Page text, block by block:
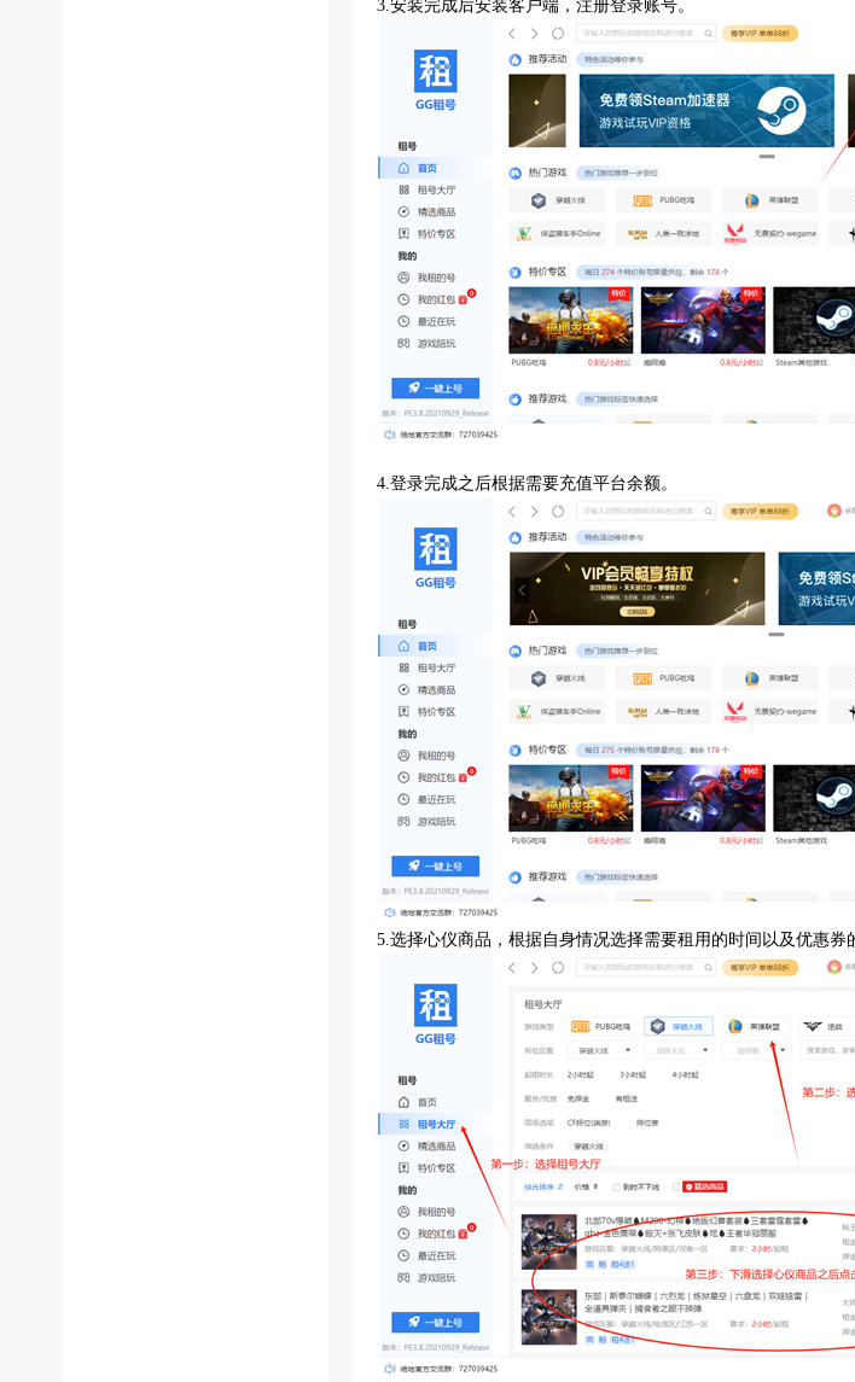
3.安装完成后安装客户端，注册登录账号。
4.登录完成之后根据需要充值平台余额。
5.选择心仪商品，根据自身情况选择需要租用的时间以及优惠券